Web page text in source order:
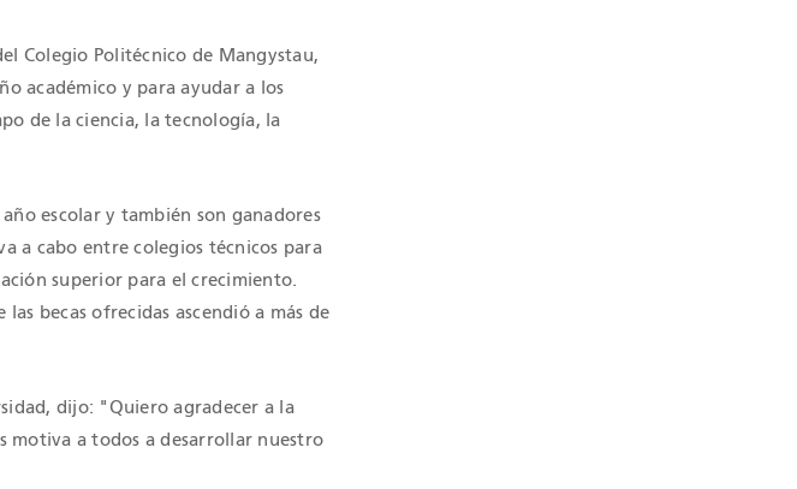
Colegio Politécnico de Mangystau,
académico y para ayudar a los
de la ciencia, la tecnología, la
escolar y también son ganadores
a cabo entre colegios técnicos para
superior para el crecimiento.
becas ofrecidas ascendió a más de
dijo: "Quiero agradecer a la
motiva a todos a desarrollar nuestro